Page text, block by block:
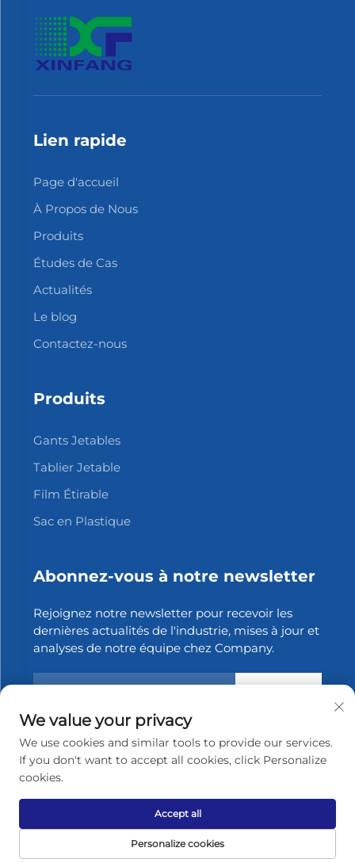
Lien rapide
Page d'accueil
À Propos de Nous
Produits
Études de Cas
Actualités
Le blog
Contactez-nous
Produits
Gants Jetables
Tablier Jetable
Film Étirable
Sac en Plastique
Abonnez-vous à notre newsletter
Rejoignez notre newsletter pour recevoir les
dernières actualités de l'industrie, mises à jour et
analyses de notre équipe chez Company.
Droits d'auteur © 2025 Zhangjiagang Xinfang
Packaging Materials Co., Ltd. Tous droits
We value your privacy
We use cookies and similar tools to provide our services.
If you don't want to accept all cookies, click Personalize
cookies.
Personalize cookies
Accept all